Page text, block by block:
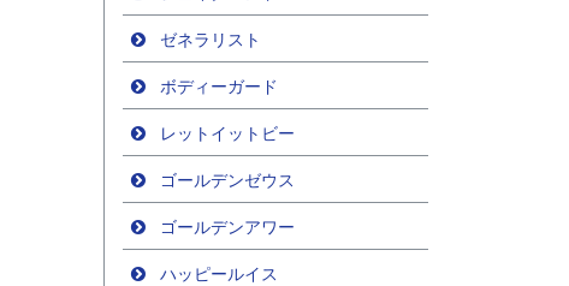
ゼネラリスト
ボディーガード
レットイットビー
ゴールデンゼウス
ゴールデンアワー
ハッピールイス